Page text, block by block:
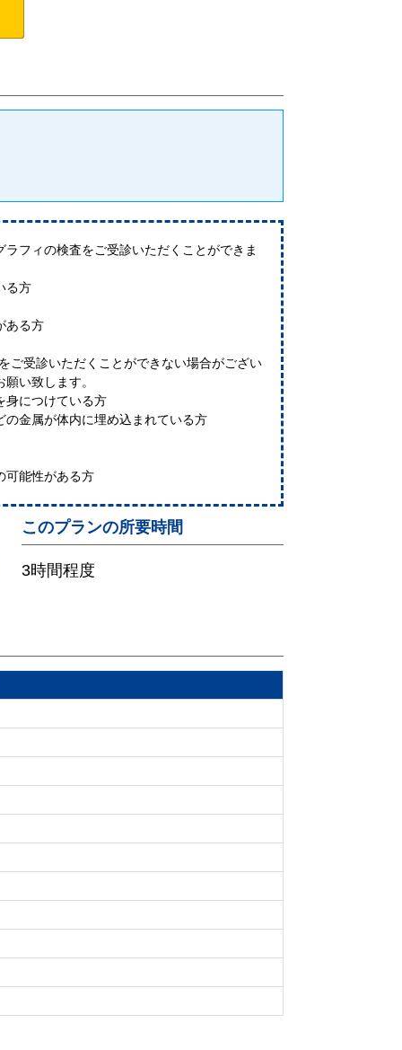
フィの検査をご受診いただくことができま
る方
ある方
ご受診いただくことができない場合がござい
願い致します。
身につけている方
の金属が体内に埋め込まれている方
可能性がある方
このプランの所要時間
3時間程度